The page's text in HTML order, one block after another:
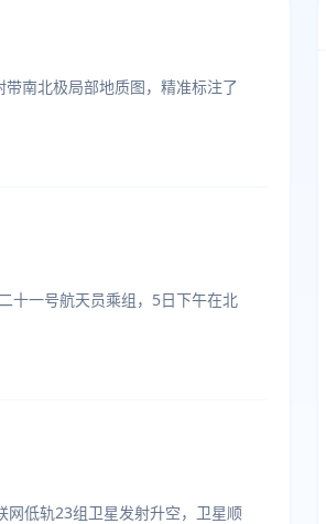
南北极局部地质图，精准标注了
十一号航天员乘组，5日下午在北
低轨23组卫星发射升空，卫星顺